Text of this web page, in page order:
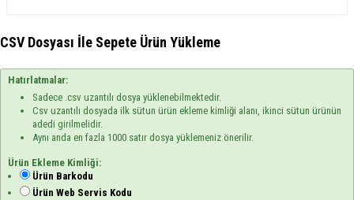
CSV Dosyası İle Sepete Ürün Yükleme
Hatırlatmalar:
Sadece .csv uzantılı dosya yüklenebilmektedir.
Csv uzantılı dosyada ilk sütun ürün ekleme kimliği alanı, ikinci sütun ürünün
adedi girilmelidir.
Aynı anda en fazla 1000 satır dosya yüklemeniz önerilir.
Ürün Ekleme Kimliği:
Ürün Barkodu
Ürün Web Servis Kodu